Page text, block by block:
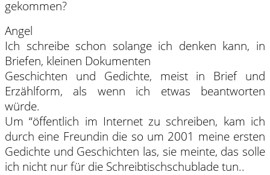
gekommen?
Angel
Ich schreibe schon solange ich denken kann, in
Briefen, kleinen Dokumenten
Geschichten und Gedichte, meist in Brief und
Erzählform, als wenn ich etwas beantworten
würde.
Um “öffentlich im Internet zu schreiben, kam ich
durch eine Freundin die so um 2001 meine ersten
Gedichte und Geschichten las, sie meinte, das solle
ich nicht nur für die Schreibtischschublade tun..